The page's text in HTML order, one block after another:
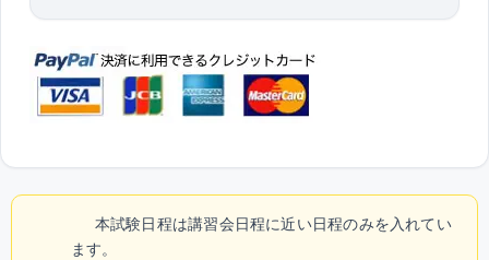
本試験日程は講習会日程に近い日程のみを入れてい
ます。